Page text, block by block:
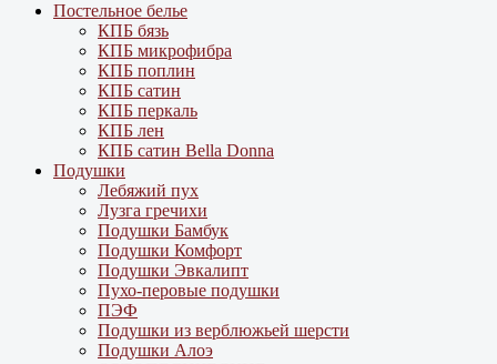
Постельное белье
КПБ бязь
КПБ микрофибра
КПБ поплин
КПБ сатин
КПБ перкаль
КПБ лен
КПБ сатин Bella Donna
Подушки
Лебяжий пух
Лузга гречихи
Подушки Бамбук
Подушки Комфорт
Подушки Эвкалипт
Пухо-перовые подушки
ПЭФ
Подушки из верблюжьей шерсти
Подушки Алоэ